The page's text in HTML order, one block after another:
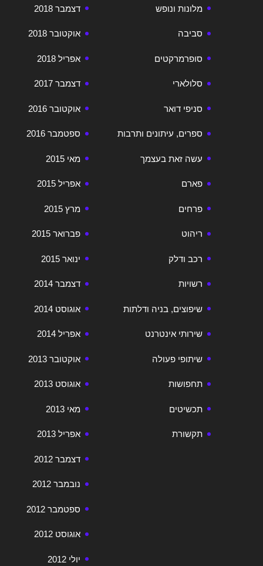
דצמבר 2018
אוקטובר 2018
אפריל 2018
דצמבר 2017
אוקטובר 2016
ספטמבר 2016
מאי 2015
אפריל 2015
מרץ 2015
פברואר 2015
ינואר 2015
דצמבר 2014
אוגוסט 2014
אפריל 2014
אוקטובר 2013
אוגוסט 2013
מאי 2013
אפריל 2013
דצמבר 2012
נובמבר 2012
ספטמבר 2012
אוגוסט 2012
יולי 2012
מלונות ונופש
סביבה
סופרמרקטים
סלולארי
סניפי דואר
ספרים, עיתונים ותרבות
עשה זאת בעצמך
פארם
פרחים
ריהוט
רכב ודלק
רשויות
שיפוצים, בניה ודלתות
שירותי אינטרנט
שיתופי פעולה
תחפושות
תכשיטים
תקשורת